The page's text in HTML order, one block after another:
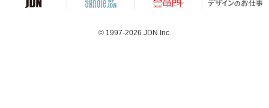
© 1997-2026 JDN Inc.